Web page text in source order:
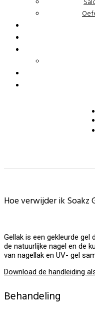
Hoe verwijder ik Soakz
Gellak is een gekleurde gel
de natuurlijke nagel en de
van nagellak en UV- gel
Download de handleiding
Behandeling